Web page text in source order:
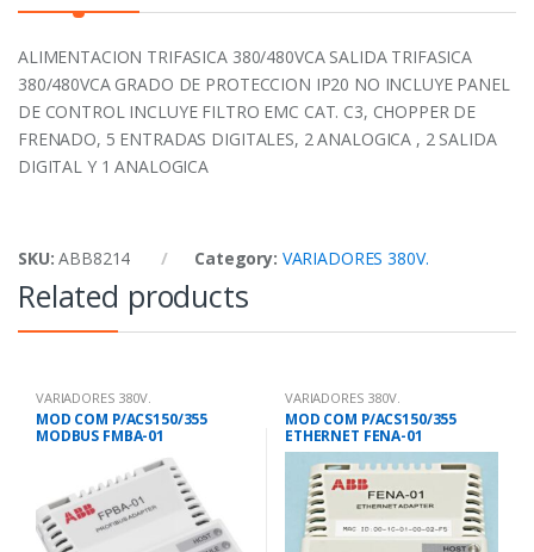
ALIMENTACION TRIFASICA 380/480VCA SALIDA TRIFASICA
380/480VCA GRADO DE PROTECCION IP20 NO INCLUYE PANEL
DE CONTROL INCLUYE FILTRO EMC CAT. C3, CHOPPER DE
FRENADO, 5 ENTRADAS DIGITALES, 2 ANALOGICA , 2 SALIDA
DIGITAL Y 1 ANALOGICA
SKU:ABB8214 Category: VARIADORES 380V.
Related products
VARIADORES 380V.
MOD COM P/ACS150/355
MODBUS FMBA-01
VARIADORES 380V.
MOD COM P/ACS150/355
ETHERNET FENA-01